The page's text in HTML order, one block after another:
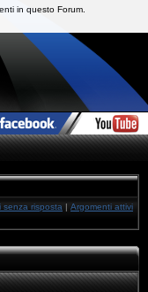
senza risposta | Argomenti attivi
in questo Forum.